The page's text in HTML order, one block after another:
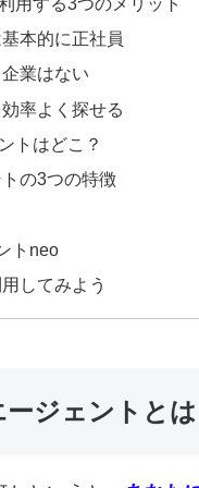
本的に正社員
業はない
率よく探せる
トはどこ？
の3つの特徴
トneo
してみよう
ジェントと